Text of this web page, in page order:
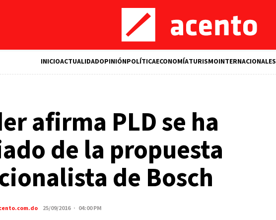
INICIOACTUALIDADOPINIÓNPOLÍTICAECONOMÍATURISMOINTERNACIONALES
afirma PLD se ha
de la propuesta
de Bosch
25/09/2016 · 04:00 PM